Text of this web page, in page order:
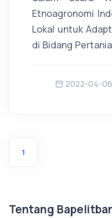
Etnoagronomi
Lokal untuk
di Bidang
2022-04-
1
Tentang